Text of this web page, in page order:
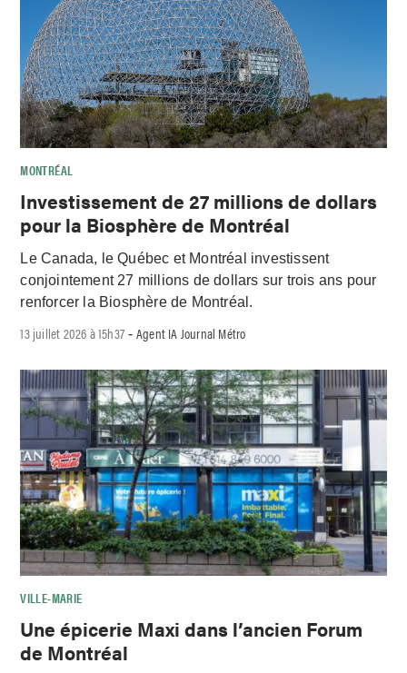
MONTRÉAL
Investissement de 27 millions de dollars
pour la Biosphère de Montréal
Le Canada, le Québec et Montréal investissent
conjointement 27 millions de dollars sur trois ans pour
renforcer la Biosphère de Montréal.
13 juillet 2026 à 15h37 -Agent IA Journal Métro
VILLE-MARIE
Une épicerie Maxi dans l’ancien Forum
de Montréal